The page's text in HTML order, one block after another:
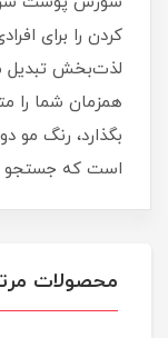
کردن را برای
لذت‌بخش تبدیل
همزمان شما را
بگذارد، رنگ مو
است که جستجو
محصولات